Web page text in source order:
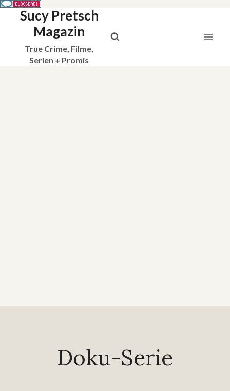
Sucy Pretsch
Magazin
True Crime, Filme,
Serien + Promis
Doku-Serie